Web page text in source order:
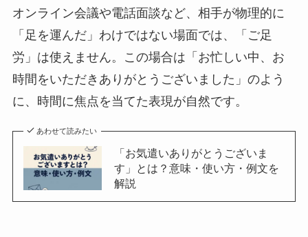
オンライン会議や電話面談など、相手が物理的に
「足を運んだ」わけではない場面では、「ご足
労」は使えません。この場合は「お忙しい中、お
時間をいただきありがとうございました」のよう
に、時間に焦点を当てた表現が自然です。
あわせて読みたい
「お気遣いありがとうございま
す」とは？意味・使い方・例文を
解説